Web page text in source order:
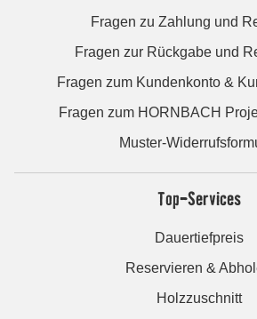
Fragen zu Zahlung und
Fragen zur Rückgabe und
Fragen zum Kundenkonto &
Fragen zum HORNBACH
Muster-
Top-Services
Dauertiefpreis
Reservieren &
Holzzuschnitt